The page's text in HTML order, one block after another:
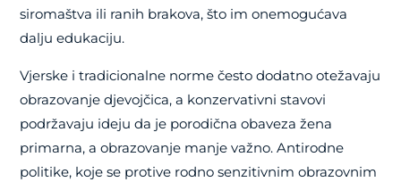
siromaštva ili ranih brakova, što im onemogućava
dalju edukaciju.
Vjerske i tradicionalne norme često dodatno otežavaju
obrazovanje djevojčica, a konzervativni stavovi
podržavaju ideju da je porodična obaveza žena
primarna, a obrazovanje manje važno. Antirodne
politike, koje se protive rodno senzitivnim obrazovnim